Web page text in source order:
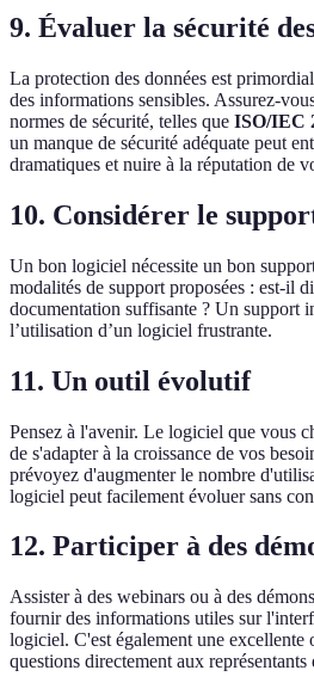
9. Évaluer la sécurité
La protection des données est
des informations sensibles. Assurez-
normes de sécurité, telles que ISO/IEC
un manque de sécurité adéquate peut
dramatiques et nuire à la réputation de
10. Considérer le
Un bon logiciel nécessite un bon
modalités de support proposées : est-il
documentation suffisante ? Un support
l’utilisation d’un logiciel frustrante.
11. Un outil évolutif
Pensez à l'avenir. Le logiciel que vous
de s'adapter à la croissance de vos
prévoyez d'augmenter le nombre
logiciel peut facilement évoluer sans
12. Participer à des
Assister à des webinars ou à des
fournir des informations utiles sur
logiciel. C'est également une excellente
questions directement aux représentants